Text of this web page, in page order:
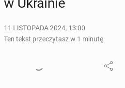
w Ukra­inie
11 LISTOPADA 2024, 13:00
Ten tekst przeczytasz w 1 minutę